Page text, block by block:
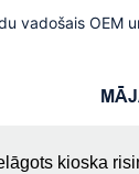
vadošais OEM
kioska